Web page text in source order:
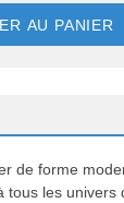
AU PANIER
de forme
tous les univers